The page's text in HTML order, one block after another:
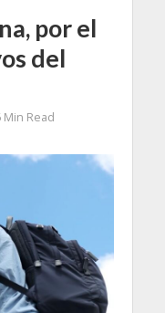
por el
del
Min Read